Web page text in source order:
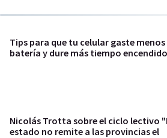
Tips para que tu celular gaste menos
batería y dure más tiempo encendido
Nicolás Trotta sobre el ciclo lectivo
estado no remite a las provincias el